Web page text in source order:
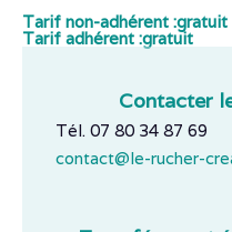
Tarif non-adhérent :gratuit
Tarif adhérent :gratuit
Contacter
Tél. 07 80 34 87 69
contact@le-rucher-